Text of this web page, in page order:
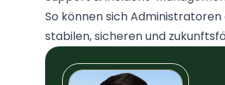
So können sich
stabilen, sicheren und